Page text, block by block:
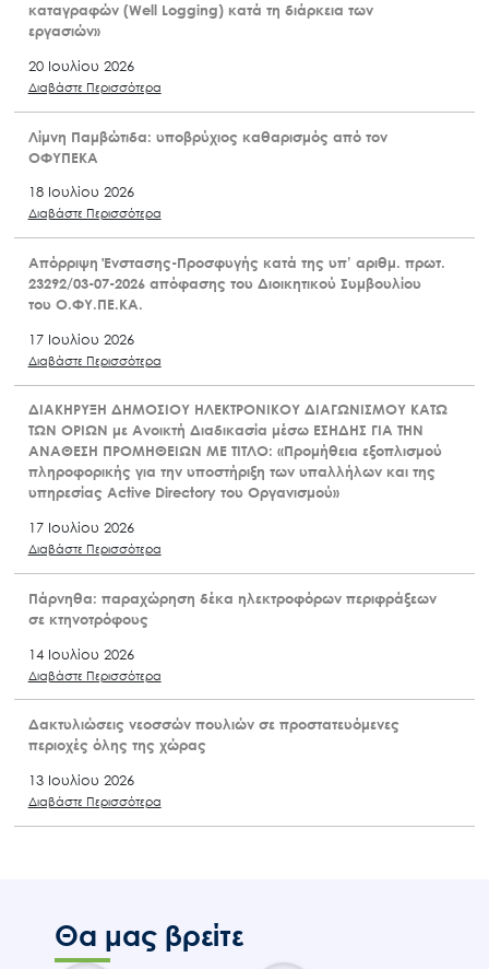
καταγραφών (Well Logging) κατά τη διάρκεια των
εργασιών»
20 Ιουλίου 2026
Διαβάστε Περισσότερα
Λίμνη Παμβώτιδα: υποβρύχιος καθαρισμός από τον
ΟΦΥΠΕΚΑ
18 Ιουλίου 2026
Διαβάστε Περισσότερα
Απόρριψη Ένστασης-Προσφυγής κατά της υπ’ αριθμ. πρωτ.
23292/03-07-2026 απόφασης του Διοικητικού Συμβουλίου
του Ο.ΦΥ.ΠΕ.ΚΑ.
17 Ιουλίου 2026
Διαβάστε Περισσότερα
ΔΙΑΚΗΡΥΞΗ ΔΗΜΟΣΙΟΥ ΗΛΕΚΤΡΟΝΙΚΟΥ ΔΙΑΓΩΝΙΣΜΟΥ ΚΑΤΩ
ΤΩΝ ΟΡΙΩΝ με Ανοικτή Διαδικασία μέσω ΕΣΗΔΗΣ ΓΙΑ ΤΗΝ
ΑΝΑΘΕΣΗ ΠΡΟΜΗΘΕΙΩΝ ΜΕ ΤΙΤΛΟ: «Προμήθεια εξοπλισμού
πληροφορικής για την υποστήριξη των υπαλλήλων και της
υπηρεσίας Active Directory του Οργανισμού»
17 Ιουλίου 2026
Διαβάστε Περισσότερα
Πάρνηθα: παραχώρηση δέκα ηλεκτροφόρων περιφράξεων
σε κτηνοτρόφους
14 Ιουλίου 2026
Διαβάστε Περισσότερα
Δακτυλιώσεις νεοσσών πουλιών σε προστατευόμενες
περιοχές όλης της χώρας
13 Ιουλίου 2026
Διαβάστε Περισσότερα
Θα μας βρείτε